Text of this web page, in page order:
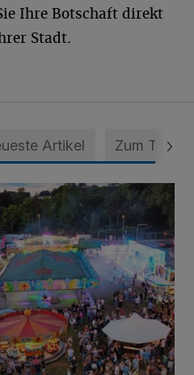
Ihre Botschaft direkt
Stadt.
Artikel Zum Thema